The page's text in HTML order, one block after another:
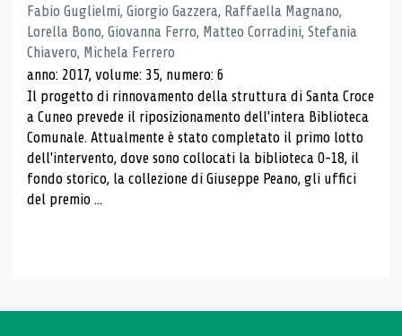
Fabio Guglielmi, Giorgio Gazzera, Raffaella Magnano,
Lorella Bono, Giovanna Ferro, Matteo Corradini, Stefania
Chiavero, Michela Ferrero
anno: 2017, volume: 35, numero: 6
Il progetto di rinnovamento della struttura di Santa Croce
a Cuneo prevede il riposizionamento dell'intera Biblioteca
Comunale. Attualmente è stato completato il primo lotto
dell'intervento, dove sono collocati la biblioteca 0-18, il
fondo storico, la collezione di Giuseppe Peano, gli uffici
del premio ...